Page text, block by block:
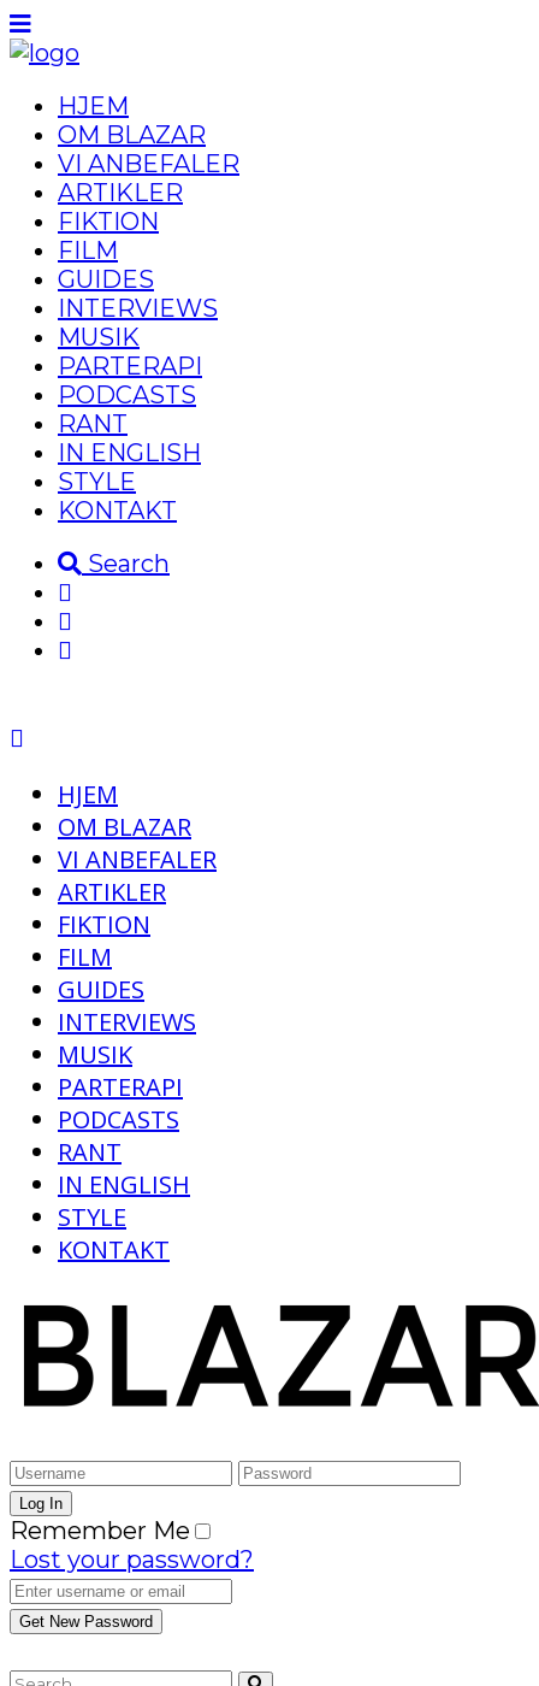
HJEM
OM BLAZAR
VI ANBEFALER
ARTIKLER
FIKTION
FILM
GUIDES
INTERVIEWS
MUSIK
PARTERAPI
PODCASTS
RANT
IN ENGLISH
STYLE
KONTAKT
Search
HJEM
OM BLAZAR
VI ANBEFALER
ARTIKLER
FIKTION
FILM
GUIDES
INTERVIEWS
MUSIK
PARTERAPI
PODCASTS
RANT
IN ENGLISH
STYLE
KONTAKT
Remember Me
Lost your password?